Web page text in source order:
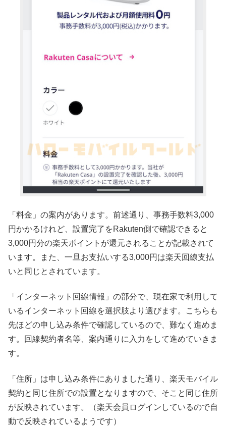
「料金」の案内があります。前述通り、事務手数料3,000
円かかるけれど、設置完了をRakuten側で確認できると
3,000円分の楽天ポイントが還元されることが記載されて
います。また、一旦お支払いする3,000円は楽天回線支払
いと同じとされています。
「インターネット回線情報」の部分で、現在家で利用して
いるインターネット回線を選択肢より選びます。こちらも
先ほどの申し込み条件で確認しているので、難なく進めま
す。回線契約者名等、案内通りに入力をして進めていきま
す。
「住所」は申し込み条件にありました通り、楽天モバイル
契約と同じ住所での設置となりますので、そこと同じ住所
が反映されています。（楽天会員ログインしているので自
動で反映されているようです）